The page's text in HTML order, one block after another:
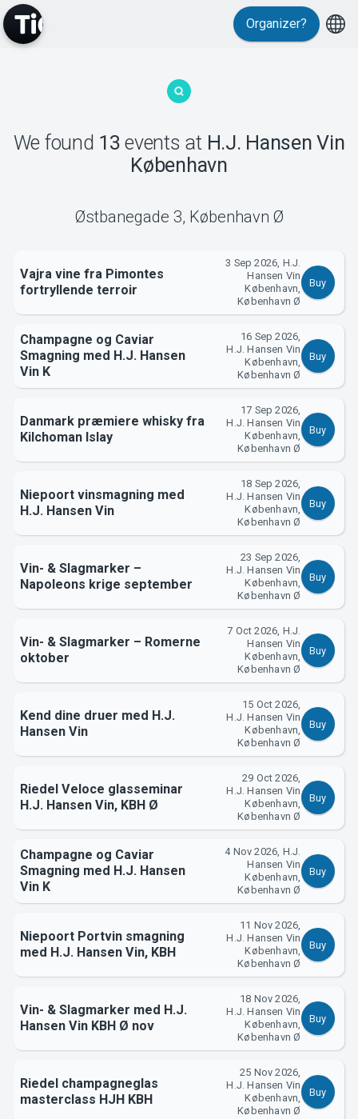
Support
About Tickster
Organizer?
We found 13 events at H.J. Hansen Vin
København
Østbanegade 3, København Ø
Vajra vine fra Pimontes
fortryllende terroir
3 Sep 2026, H.J.
Hansen Vin
København,
København Ø
Buy
Champagne og Caviar
Smagning med H.J. Hansen
Vin K
16 Sep 2026,
H.J. Hansen Vin
København,
København Ø
Buy
Danmark præmiere whisky fra
Kilchoman Islay
17 Sep 2026,
H.J. Hansen Vin
København,
København Ø
Buy
Niepoort vinsmagning med
H.J. Hansen Vin
18 Sep 2026,
H.J. Hansen Vin
København,
København Ø
Buy
Vin- & Slagmarker –
Napoleons krige september
23 Sep 2026,
H.J. Hansen Vin
København,
København Ø
Buy
Vin- & Slagmarker – Romerne
oktober
7 Oct 2026, H.J.
Hansen Vin
København,
København Ø
Buy
Kend dine druer med H.J.
Hansen Vin
15 Oct 2026,
H.J. Hansen Vin
København,
København Ø
Buy
Riedel Veloce glasseminar
H.J. Hansen Vin, KBH Ø
29 Oct 2026,
H.J. Hansen Vin
København,
København Ø
Buy
Champagne og Caviar
Smagning med H.J. Hansen
Vin K
4 Nov 2026, H.J.
Hansen Vin
København,
København Ø
Buy
Niepoort Portvin smagning
med H.J. Hansen Vin, KBH
11 Nov 2026,
H.J. Hansen Vin
København,
København Ø
Buy
Vin- & Slagmarker med H.J.
Hansen Vin KBH Ø nov
18 Nov 2026,
H.J. Hansen Vin
København,
København Ø
Buy
Riedel champagneglas
masterclass HJH KBH
25 Nov 2026,
H.J. Hansen Vin
København,
København Ø
Buy